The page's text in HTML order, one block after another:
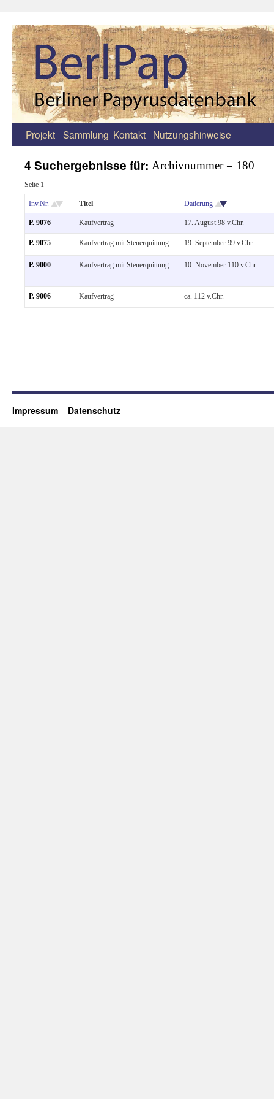
Zum
springen
Projekt Sammlung Kontakt Nutzungshinweise
4 Suchergebnisse für: Archivnummer = 180
Seite 1
Inv.Nr. Titel Datierung
P. 9076 Kaufvertrag 17. August 98 v.Chr.
P. 9075 Kaufvertrag mit Steuerquittung 19. September 99 v.Chr.
P. 9000 Kaufvertrag mit Steuerquittung 10. November 110 v.Chr.
P. 9006 Kaufvertrag ca. 112 v.Chr.
Impressum Datenschutz